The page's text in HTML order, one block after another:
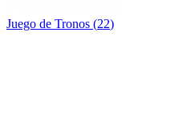
Juego de Tronos (22)